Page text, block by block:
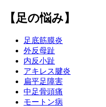
【足の悩み】
足底筋膜炎
外反母趾
内反小趾
アキレス腱炎
扁平足障害
中足骨頭痛
モートン病